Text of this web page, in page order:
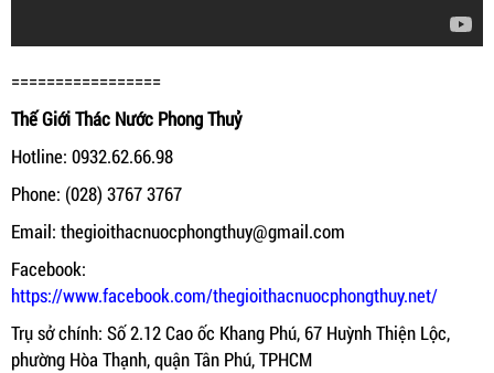
=================
Thế Giới Thác Nước Phong Thuỷ
Hotline: 0932.62.66.98
Phone: (028) 3767 3767
Email: thegioithacnuocphongthuy@gmail.com
Facebook:
https://www.facebook.com/thegioithacnuocphongthuy.net/
Trụ sở chính: Số 2.12 Cao ốc Khang Phú, 67 Huỳnh Thiện Lộc,
phường Hòa Thạnh, quận Tân Phú, TPHCM